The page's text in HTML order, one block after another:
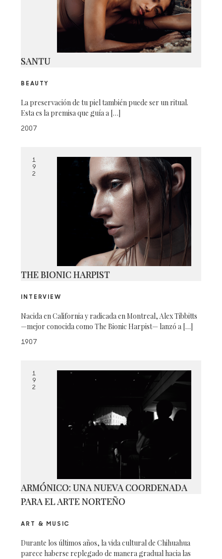
SANTU
BEAUTY
La preservación de tu piel también puede ser un ritual.
Esta es la premisa que guía a […]
2007
1
9
2
THE BIONIC HARPIST
INTERVIEW
Nacida en California y radicada en Montreal, Alex Tibbitts
—mejor conocida como The Bionic Harpist— lanzó a […]
1907
1
9
2
ARMÓNICO: UNA NUEVA COORDENADA
PARA EL ARTE NORTEÑO
ART & MUSIC
Durante los últimos años, la vida cultural de Chihuahua
parece haberse replegado de manera gradual hacia las